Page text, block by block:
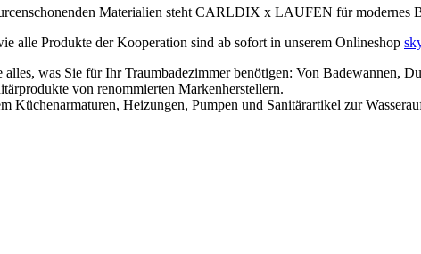
Materialien steht CARLDIX x LAUFEN für modernes
Produkte der Kooperation sind ab sofort in unserem Onlineshop
was Sie für Ihr Traumbadezimmer benötigen: Von Badewannen,
von renommierten Markenherstellern.
Küchenarmaturen, Heizungen, Pumpen und Sanitärartikel zur